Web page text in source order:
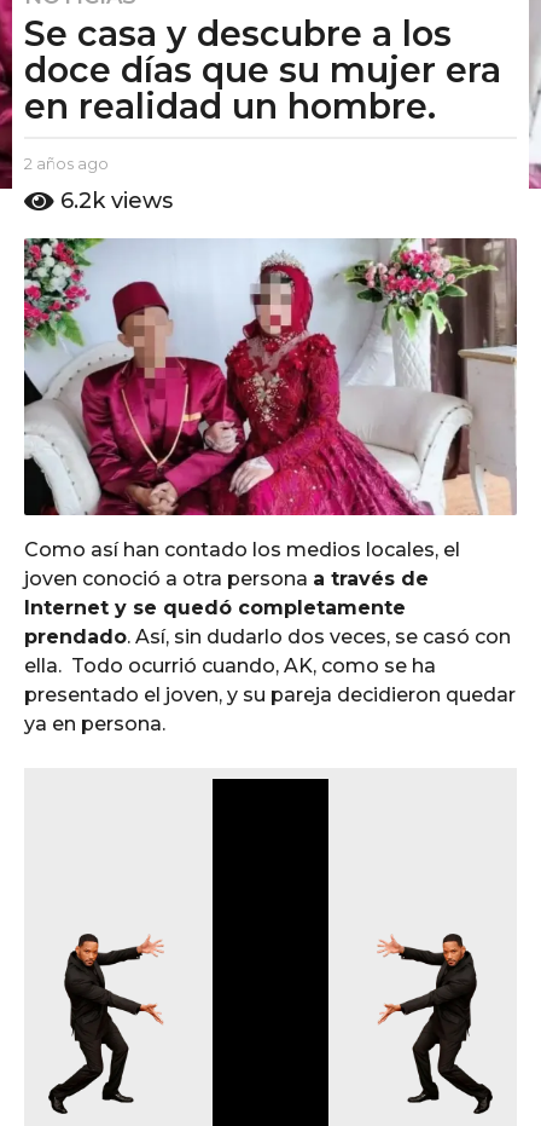
a
o
s
g
o
a
ñ
o
s
a
g
o
Se casa y descubre a los
doce días que su mujer era
en realidad un hombre.
b
E
P
u
t
o
A
m
o
2 años ago
ñ
g
o
6.2k views
Como así han contado los medios locales, el
joven conoció a otra persona a través de
Internet y se quedó completamente
prendado. Así, sin dudarlo dos veces, se casó con
ella. Todo ocurrió cuando, AK, como se ha
presentado el joven, y su pareja decidieron quedar
ya en persona.